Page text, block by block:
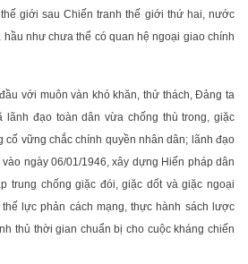
giới sau Chiến tranh thế giới thứ hai, nước
như chưa thể có quan hệ ngoại giao chính
với muôn vàn khó khăn, thử thách, Đảng ta
lãnh đạo toàn dân vừa chống thù trong, giặc
cố vững chắc chính quyền nhân dân; lãnh đạo
ngày 06/01/1946, xây dựng Hiến pháp dân
trung chống giặc đói, giặc dốt và giặc ngoại
lực phản cách mạng, thực hành sách lược
thủ thời gian chuẩn bị cho cuộc kháng chiến